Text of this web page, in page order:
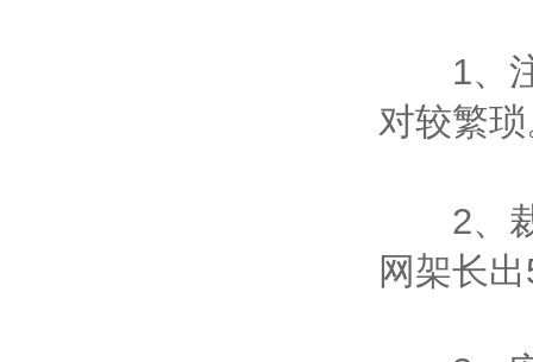
1、注
对较繁
2、裁
网架长